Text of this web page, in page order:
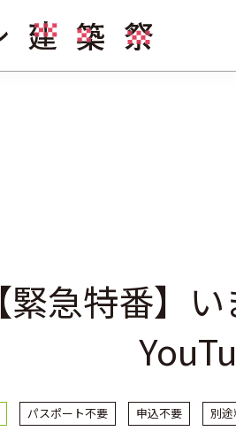
【緊急特番】
パスポート不要 申込不要 別